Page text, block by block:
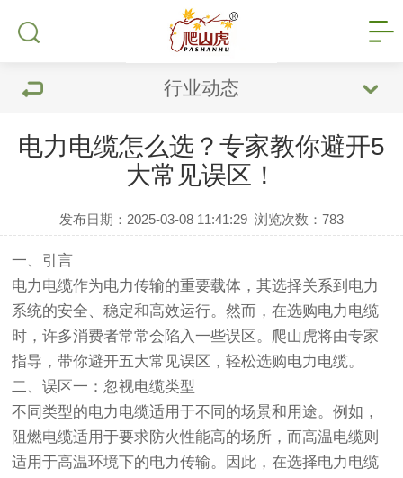
行业动态
​电力电缆怎么选？专家教你避开5
大常见误区！​
发布日期：2025-03-08 11:41:29 浏览次数：783
一、引言
电力电缆作为电力传输的重要载体，其选择关系到电力
系统的安全、稳定和高效运行。然而，在选购电力电缆
时，许多消费者常常会陷入一些误区。爬山虎将由专家
指导，带你避开五大常见误区，轻松选购电力电缆。
二、误区一：忽视电缆类型
不同类型的电力电缆适用于不同的场景和用途。例如，
阻燃电缆适用于要求防火性能高的场所，而高温电缆则
适用于高温环境下的电力传输。因此，在选择电力电缆